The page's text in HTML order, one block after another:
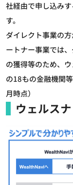
社経由で申し込み
す。
ダイレクト事業の
ートナー事業では
の獲得等のため、
の18もの金融機関
月時点）
ウェルス